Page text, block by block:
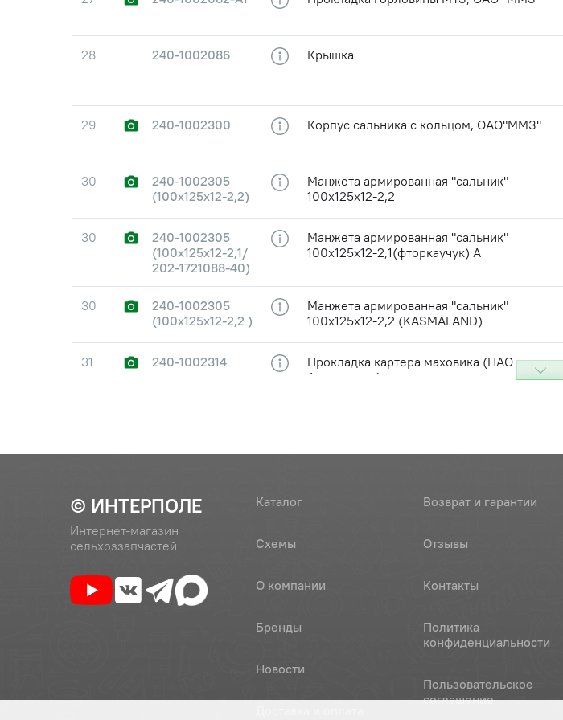
28 240-1002086 Крышка
29 240-1002300 Корпус сальника с кольцом, ОАО"ММЗ"
30
240-1002305
(100х125х12-2,2)
Манжета армированная "сальник"
100х125х12-2,2
30
240-1002305
(100х125х12-2,1/
202-1721088-40)
Манжета армированная "сальник"
100х125х12-2,1(фторкаучук) А
30
240-1002305
(100х125х12-2,2 )
Манжета армированная "сальник"
100х125х12-2,2 (KASMALAND)
31 240-1002314
Прокладка картера маховика (ПАО
Автодизель)
(240-1002444А-1)
36
50-1002034 (52-
Штифт рычага ПВМ 12х30, ОАО "МТЗ"
© ИНТЕРПОЛЕ
Интернет-магазин
сельхоззапчастей
Каталог
Схемы
О компании
Бренды
Новости
Возврат и гарантии
Отзывы
Контакты
Политика
конфиденциальности
Пользовательское
соглашение